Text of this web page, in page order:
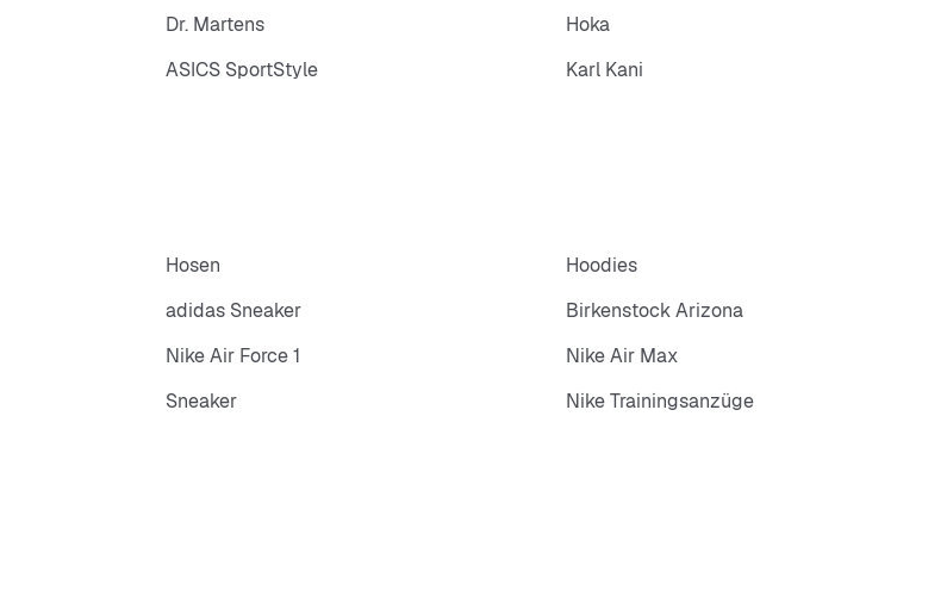
Dr. Martens
Hoka
ASICS SportStyle
Karl Kani
Hosen
Hoodies
adidas Sneaker
Birkenstock Arizona
Nike Air Force 1
Nike Air Max
Sneaker Nike Trainingsanzüge